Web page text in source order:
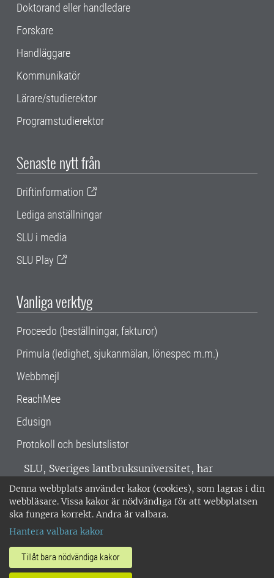
Denna webbplats använder kakor (cookies), som lagras i din
webbläsare. Vissa kakor är nödvändiga för att webbplatsen
ska fungera korrekt. Andra är valbara.
Hantera valbara kakor
Tillåt bara nödvändiga kakor
Doktorand eller handledare
Forskare
Handläggare
Kommunikatör
Lärare/studierektor
Programstudierektor
Senaste nytt från
Driftinformation
Lediga anställningar
SLU i media
SLU Play
Vanliga verktyg
Proceedo (beställningar, fakturor)
Primula (ledighet, sjukanmälan, lönespec m.m.)
Webbmejl
ReachMee
Edusign
Protokoll och beslutslistor
SLU, Sveriges lantbruksuniversitet, har
verksamhet över hela Sverige. Huvudorter är
Alnarp, Uppsala och Umeå.SLU är
miljöcertifierat enligt ISO 14001. •
018-67 10 00 • Org nr: 202100-2817 •
Om SLU:s webbplatser
•Hantera kakor•Behandling av